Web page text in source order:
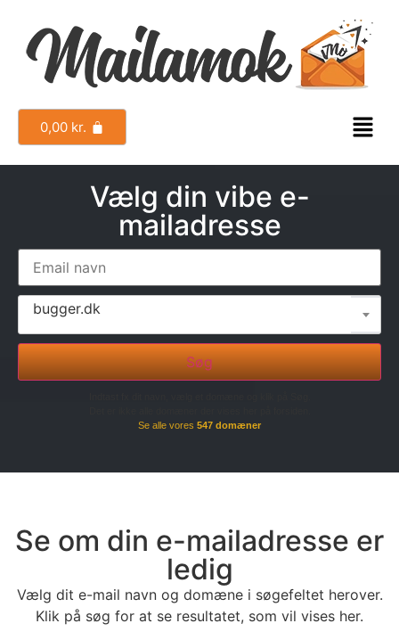
0,00 kr.
Vælg din vibe e-
mailadresse
bugger.dk
Søg
Se alle vores 547 domæner
Se om din e-mailadresse er
ledig
Vælg dit e-mail navn og domæne i søgefeltet herover.
Klik på søg for at se resultatet, som vil vises her.